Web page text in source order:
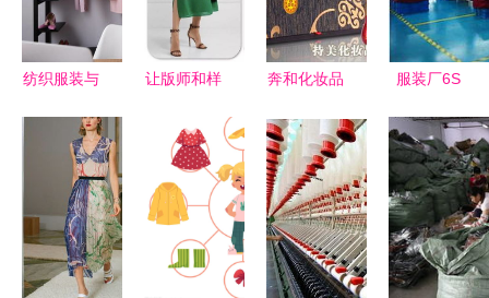
纺织服装与
2024年3月
4日市场动
态与消费趋
势解析
让版师和样
懂的 200
企业平面服
装款式图模
板
奔和化妆品
化妆品 产
品图片 奔
和化妆品
怎么样 最
新 奔和化
服装厂6S
95条标准护
航高效生产
与整洁环境